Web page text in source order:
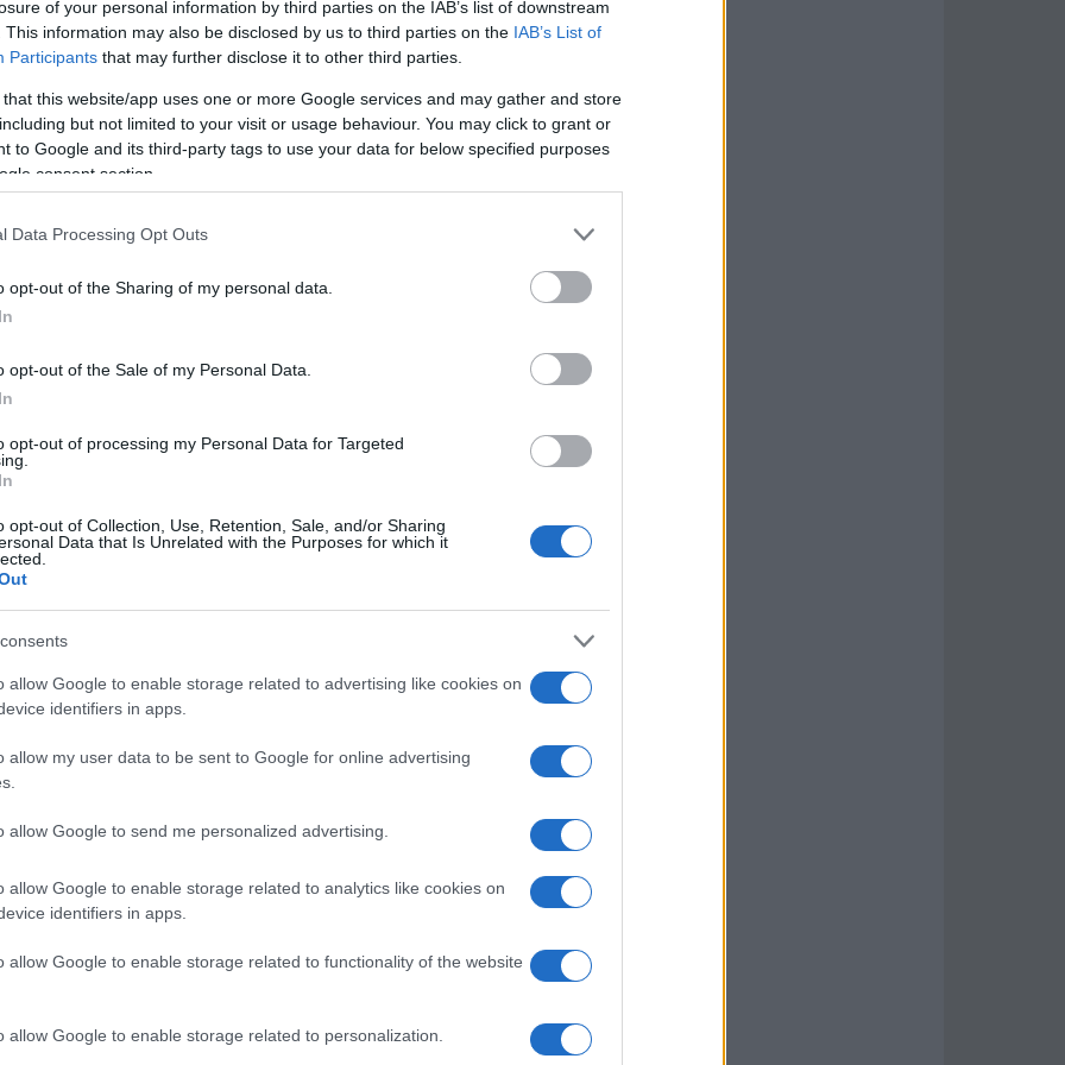
of your personal information by third parties on the IAB’s list of downstream
This information may also be disclosed by us to third parties on the IAB’s List of
Participants that may further disclose it to other third parties.
that this website/app uses one or more Google services and may gather and store
but not limited to your visit or usage behaviour. You may click to grant or
to Google and its third-party tags to use your data for below specified purposes
consent section.
Data Processing Opt Outs
opt-out of the Sharing of my personal data.
opt-out of the Sale of my Personal Data.
opt-out of processing my Personal Data for Targeted
opt-out of Collection, Use, Retention, Sale, and/or Sharing
Data that Is Unrelated with the Purposes for which it
allow Google to enable storage related to advertising like cookies on
identifiers in apps.
allow my user data to be sent to Google for online advertising
allow Google to send me personalized advertising.
allow Google to enable storage related to analytics like cookies on
identifiers in apps.
allow Google to enable storage related to functionality of the website
allow Google to enable storage related to personalization.
militari, cani antidroga e rilevatori di
di poco l’esordio dell’Uruguay contro
un risultato finale di 1-1.
e l’arrivo negli Stati Uniti
la sua preparazione alMayakoba
in vista del primo match contro l’Arabia
è stato segnato da un episodio che ha
Al momento dell’atterraggio, il
dalle autorità americane, che hanno
a controlli rigorosi, con i militari che
Sono stati impiegati
rendendo la situazione ancora più